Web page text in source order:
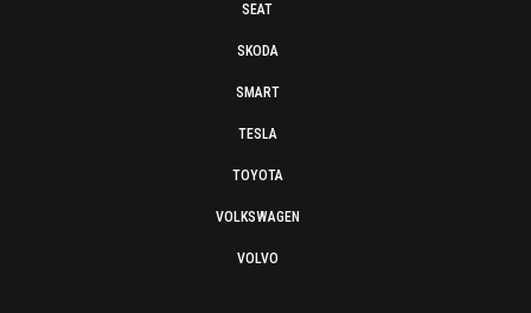
SEAT
SKODA
SMART
TESLA
TOYOTA
VOLKSWAGEN
VOLVO